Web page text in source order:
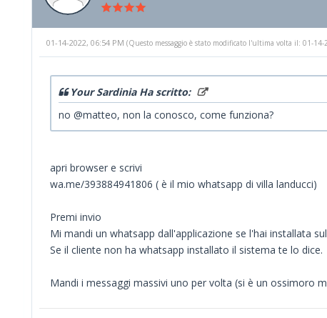
01-14-2022, 06:54 PM (Questo messaggio è stato modificato l'ultima volta il: 01-
Your Sardinia Ha scritto:
no @matteo, non la conosco, come funziona?
apri browser e scrivi
wa.me/393884941806 ( è il mio whatsapp di villa landucci)
Premi invio
Mi mandi un whatsapp dall'applicazione se l'hai installata
Se il cliente non ha whatsapp installato il sistema te lo dice.
Mandi i messaggi massivi uno per volta (si è un ossimoro